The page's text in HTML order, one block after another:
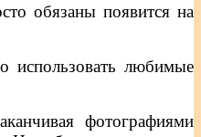
обязаны появится на
использовать любимые
фотографиями